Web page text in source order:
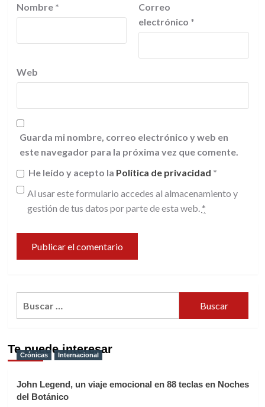
Nombre *
Correo
electrónico *
Web
Guarda mi nombre, correo electrónico y web en
este navegador para la próxima vez que comente.
He leído y acepto la Política de privacidad *
Al usar este formulario accedes al almacenamiento y
gestión de tus datos por parte de esta web. *
Te puede interesar
Crónicas Internacional
John Legend, un viaje emocional en 88 teclas en Noches
del Botánico